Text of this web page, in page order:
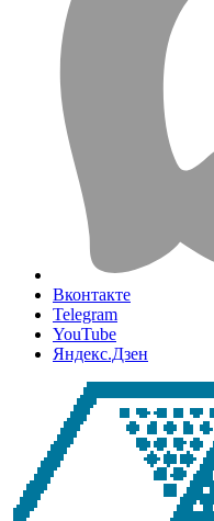
Вконтакте
Telegram
YouTube
Яндекс.Дзен